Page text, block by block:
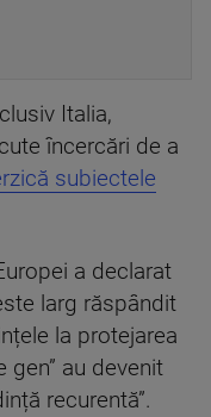
Italia,
încercări de a
subiectele
a declarat
larg răspândit
la protejarea
au devenit
recurentă”.